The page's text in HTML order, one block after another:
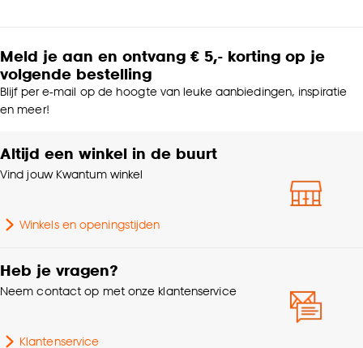
Meld je aan en ontvang € 5,- korting op je
volgende bestelling
Blijf per e-mail op de hoogte van leuke aanbiedingen, inspiratie
en meer!
Altijd een winkel in de buurt
Vind jouw Kwantum winkel
Winkels en openingstijden
Heb je vragen?
Neem contact op met onze klantenservice
Klantenservice